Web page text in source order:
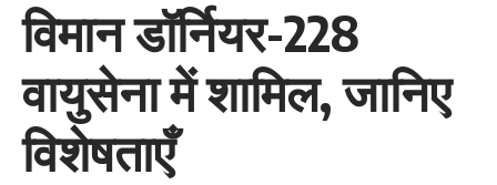
विमान डॉर्नियर-228
वायुसेना में शामिल, जानिए
विशेषताएँ